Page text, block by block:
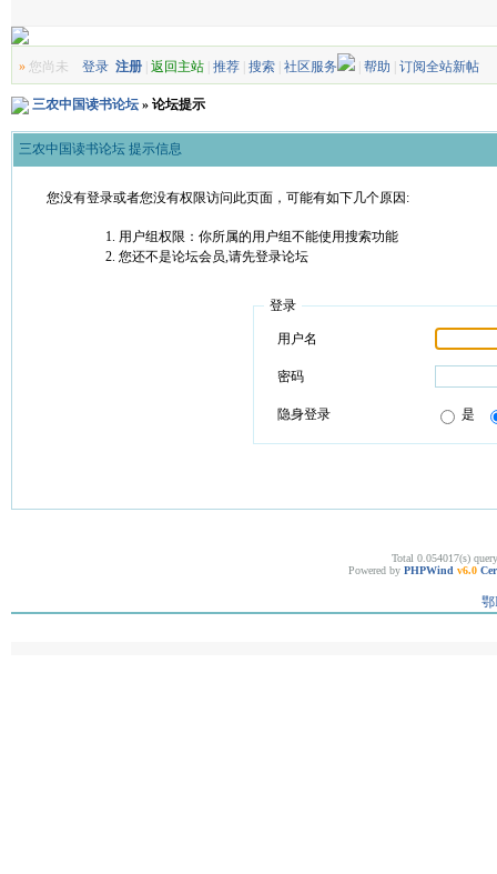
»您尚未 登录 注册| 返回主站| 推荐| 搜索| 社区服务 | 帮助 订阅全站新帖
三农中国读书论坛» 论坛提示
三农中国读书论坛 提示信息
您没有登录或者您没有权限访问此页面，可能有如下几个原因:
用户组权限：你所属的用户组不能使用搜索功能
您还不是论坛会员,请先登录论坛
登录
用户名
密码
隐身登录 是
Total 0.054017(s)
Powered by PHPWind v6.0
鄂